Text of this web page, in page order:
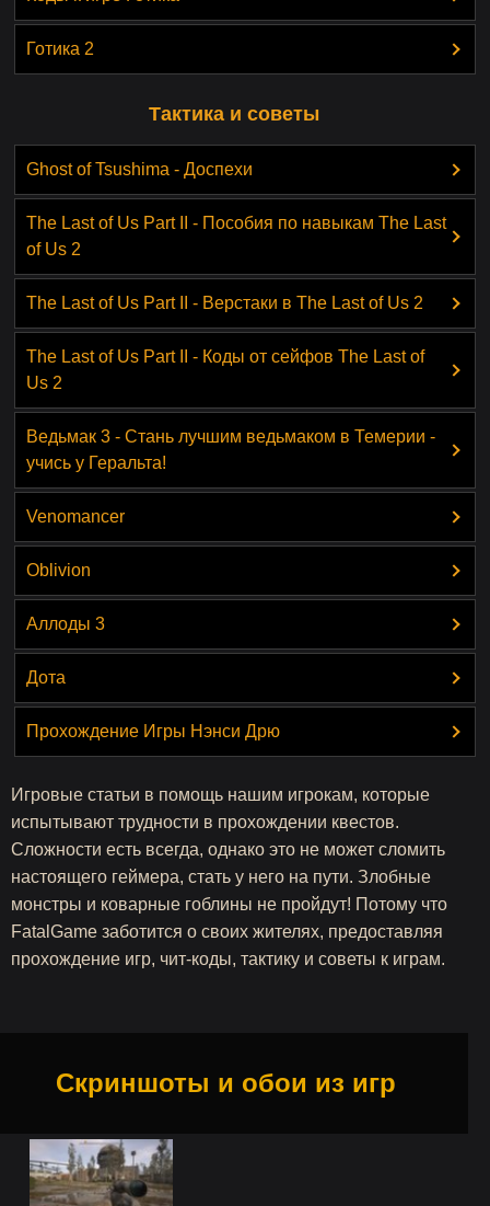
Готика 2
Тактика и советы
Ghost of Tsushima - Доспехи
The Last of Us Part II - Пособия по навыкам The Last
of Us 2
The Last of Us Part II - Верстаки в The Last of Us 2
The Last of Us Part II - Коды от сейфов The Last of
Us 2
Ведьмак 3 - Стань лучшим ведьмаком в Темерии -
учись у Геральта!
Venomancer
Oblivion
Аллоды 3
Дота
Прохождение Игры Нэнси Дрю
Игровые статьи в помощь нашим игрокам, которые
испытывают трудности в прохождении квестов.
Сложности есть всегда, однако это не может сломить
настоящего геймера, стать у него на пути. Злобные
монстры и коварные гоблины не пройдут! Потому что
FatalGame заботится о своих жителях, предоставляя
прохождение игр, чит-коды, тактику и советы к играм.
Скриншоты и обои из игр